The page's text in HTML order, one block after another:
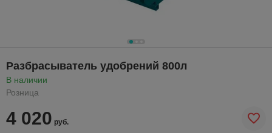
Разбрасыватель удобрений 800л
В наличии
Розница
4 020 руб.